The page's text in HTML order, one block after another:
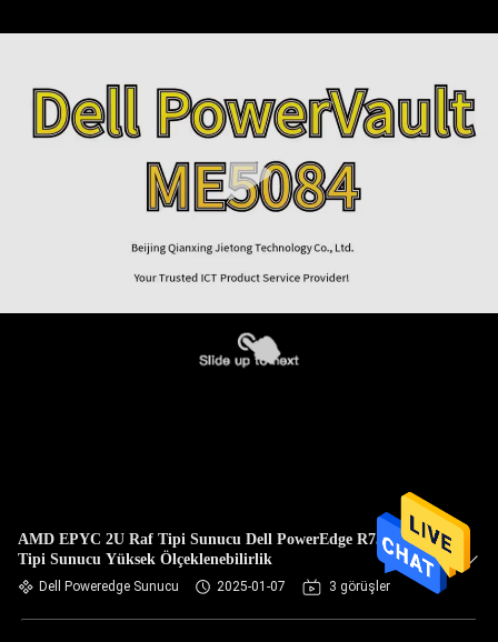
AMD EPYC 2U Raf Tipi Sunucu Dell PowerEdge R7525 Raf
Tipi Sunucu Yüksek Ölçeklenebilirlik
Dell Poweredge Sunucu 2025-01-07 3 görüşler